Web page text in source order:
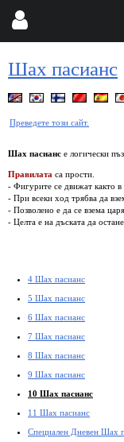
Шах пасианс
Преведете този сайт.
Шах пасианс е логически
Правилата са прости.
- Фигурите се движат както в
- При всеки ход трябва да
- Позволено е да се взема царя.
- Целта е на дъската да
4 Шах пасианс
5 Шах пасианс
6 Шах пасианс
7 Шах пасианс
8 Шах пасианс
9 Шах пасианс
10 Шах пасианс
11 Шах пасианс
Специален Дневен Шах